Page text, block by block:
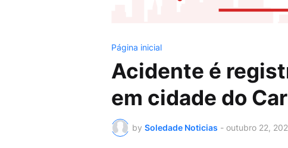
Página inicial
Acidente é
em cidade do
by Soledade Noticias - outubro 22,